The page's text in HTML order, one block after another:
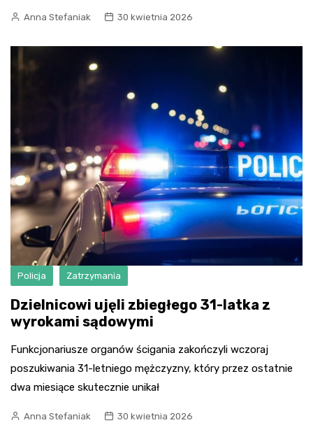
Anna Stefaniak 30 kwietnia 2026
Policja Zatrzymania
Dzielnicowi ujęli zbiegłego 31-latka z
wyrokami sądowymi
Funkcjonariusze organów ścigania zakończyli wczoraj
poszukiwania 31-letniego mężczyzny, który przez ostatnie
dwa miesiące skutecznie unikał
Anna Stefaniak 30 kwietnia 2026